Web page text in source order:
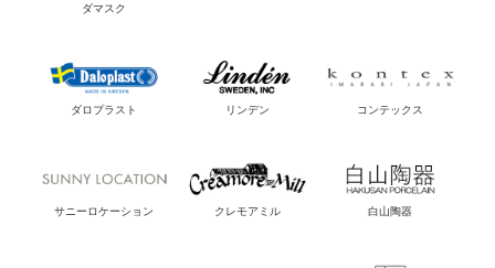
ダマスク
ダロプラスト リンデン コンテックス
サニーロケーション クレモアミル 白山陶器